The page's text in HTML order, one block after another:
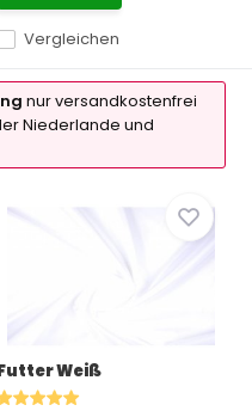
Vergleichen
nur versandkostenfrei
Niederlande und
Weiß